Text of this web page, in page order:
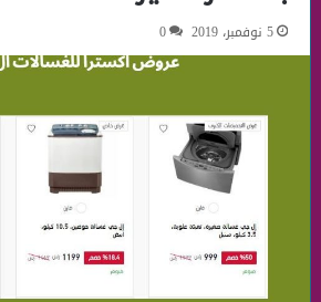
5 نوفمبر، 2019 0